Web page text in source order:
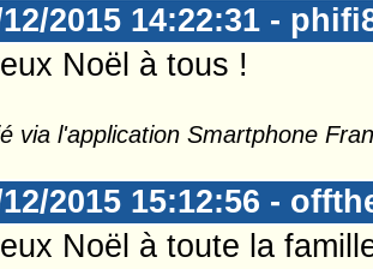
2015 14:22:31 -
Noël à tous !
via l'application Smartphone
2015 15:12:56 -
Noël à toute la